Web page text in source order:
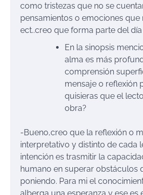
como tristezas que no se
pensamientos o emociones que
ect..creo que forma parte del día
En la sinopsis
alma es más
comprensión
mensaje o reflexión
quisieras que el
obra?
-Bueno,creo que la reflexión o
interpretativo y distinto de cada
intención es trasmitir la
humano en superar obstáculos
poniendo. Para mi el